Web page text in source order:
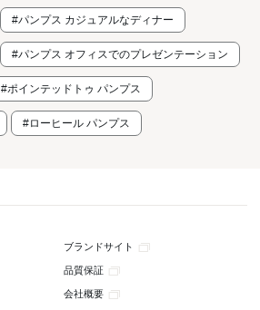
#パンプス カジュアルなディナー
#パンプス オフィスでのプレゼンテーション
#ポインテッドトゥ パンプス
#ローヒール パンプス
ブランドサイト
品質保証
会社概要